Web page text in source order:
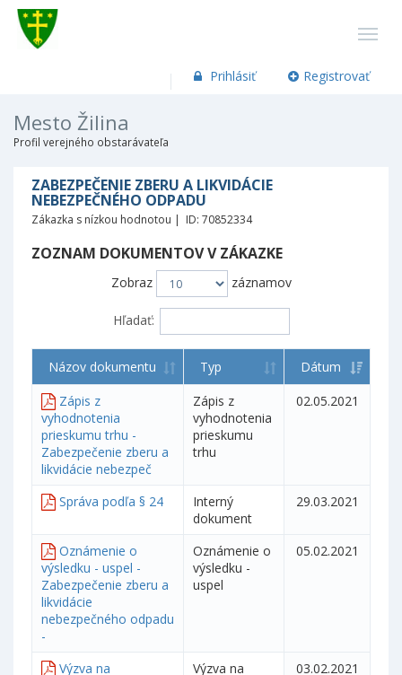
Prihlásiť Registrovať
Mesto Žilina
Profil verejného obstarávateľa
ZABEZPEČENIE ZBERU A LIKVIDÁCIE
NEBEZPEČNÉHO ODPADU
Zákazka s nízkou hodnotou | ID: 70852334
ZOZNAM DOKUMENTOV V ZÁKAZKE
Zobraz záznamov
Hľadať:
Názov dokumentu Typ
Dátum
Zápis z
vyhodnotenia
prieskumu trhu -
Zabezpečenie zberu a
likvidácie nebezpeč
Zápis z
vyhodnotenia
prieskumu
trhu
02.05.2021
Správa podľa § 24
Interný
dokument
29.03.2021
Oznámenie o
výsledku - uspel -
Zabezpečenie zberu a
likvidácie
nebezpečného odpadu
-
Oznámenie o
výsledku -
uspel
05.02.2021
Výzva na
Výzva na
03.02.2021